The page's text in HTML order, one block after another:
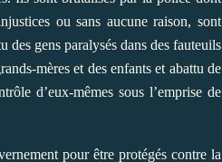
ou sans aucune raison, sont
des gens paralysés dans des fauteuils
mères et des enfants et abattu de
d’eux-mêmes sous l’emprise de
pour être protégés contre la